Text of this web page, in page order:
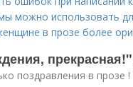
можно использовать
в прозе более
поздравления в прозе